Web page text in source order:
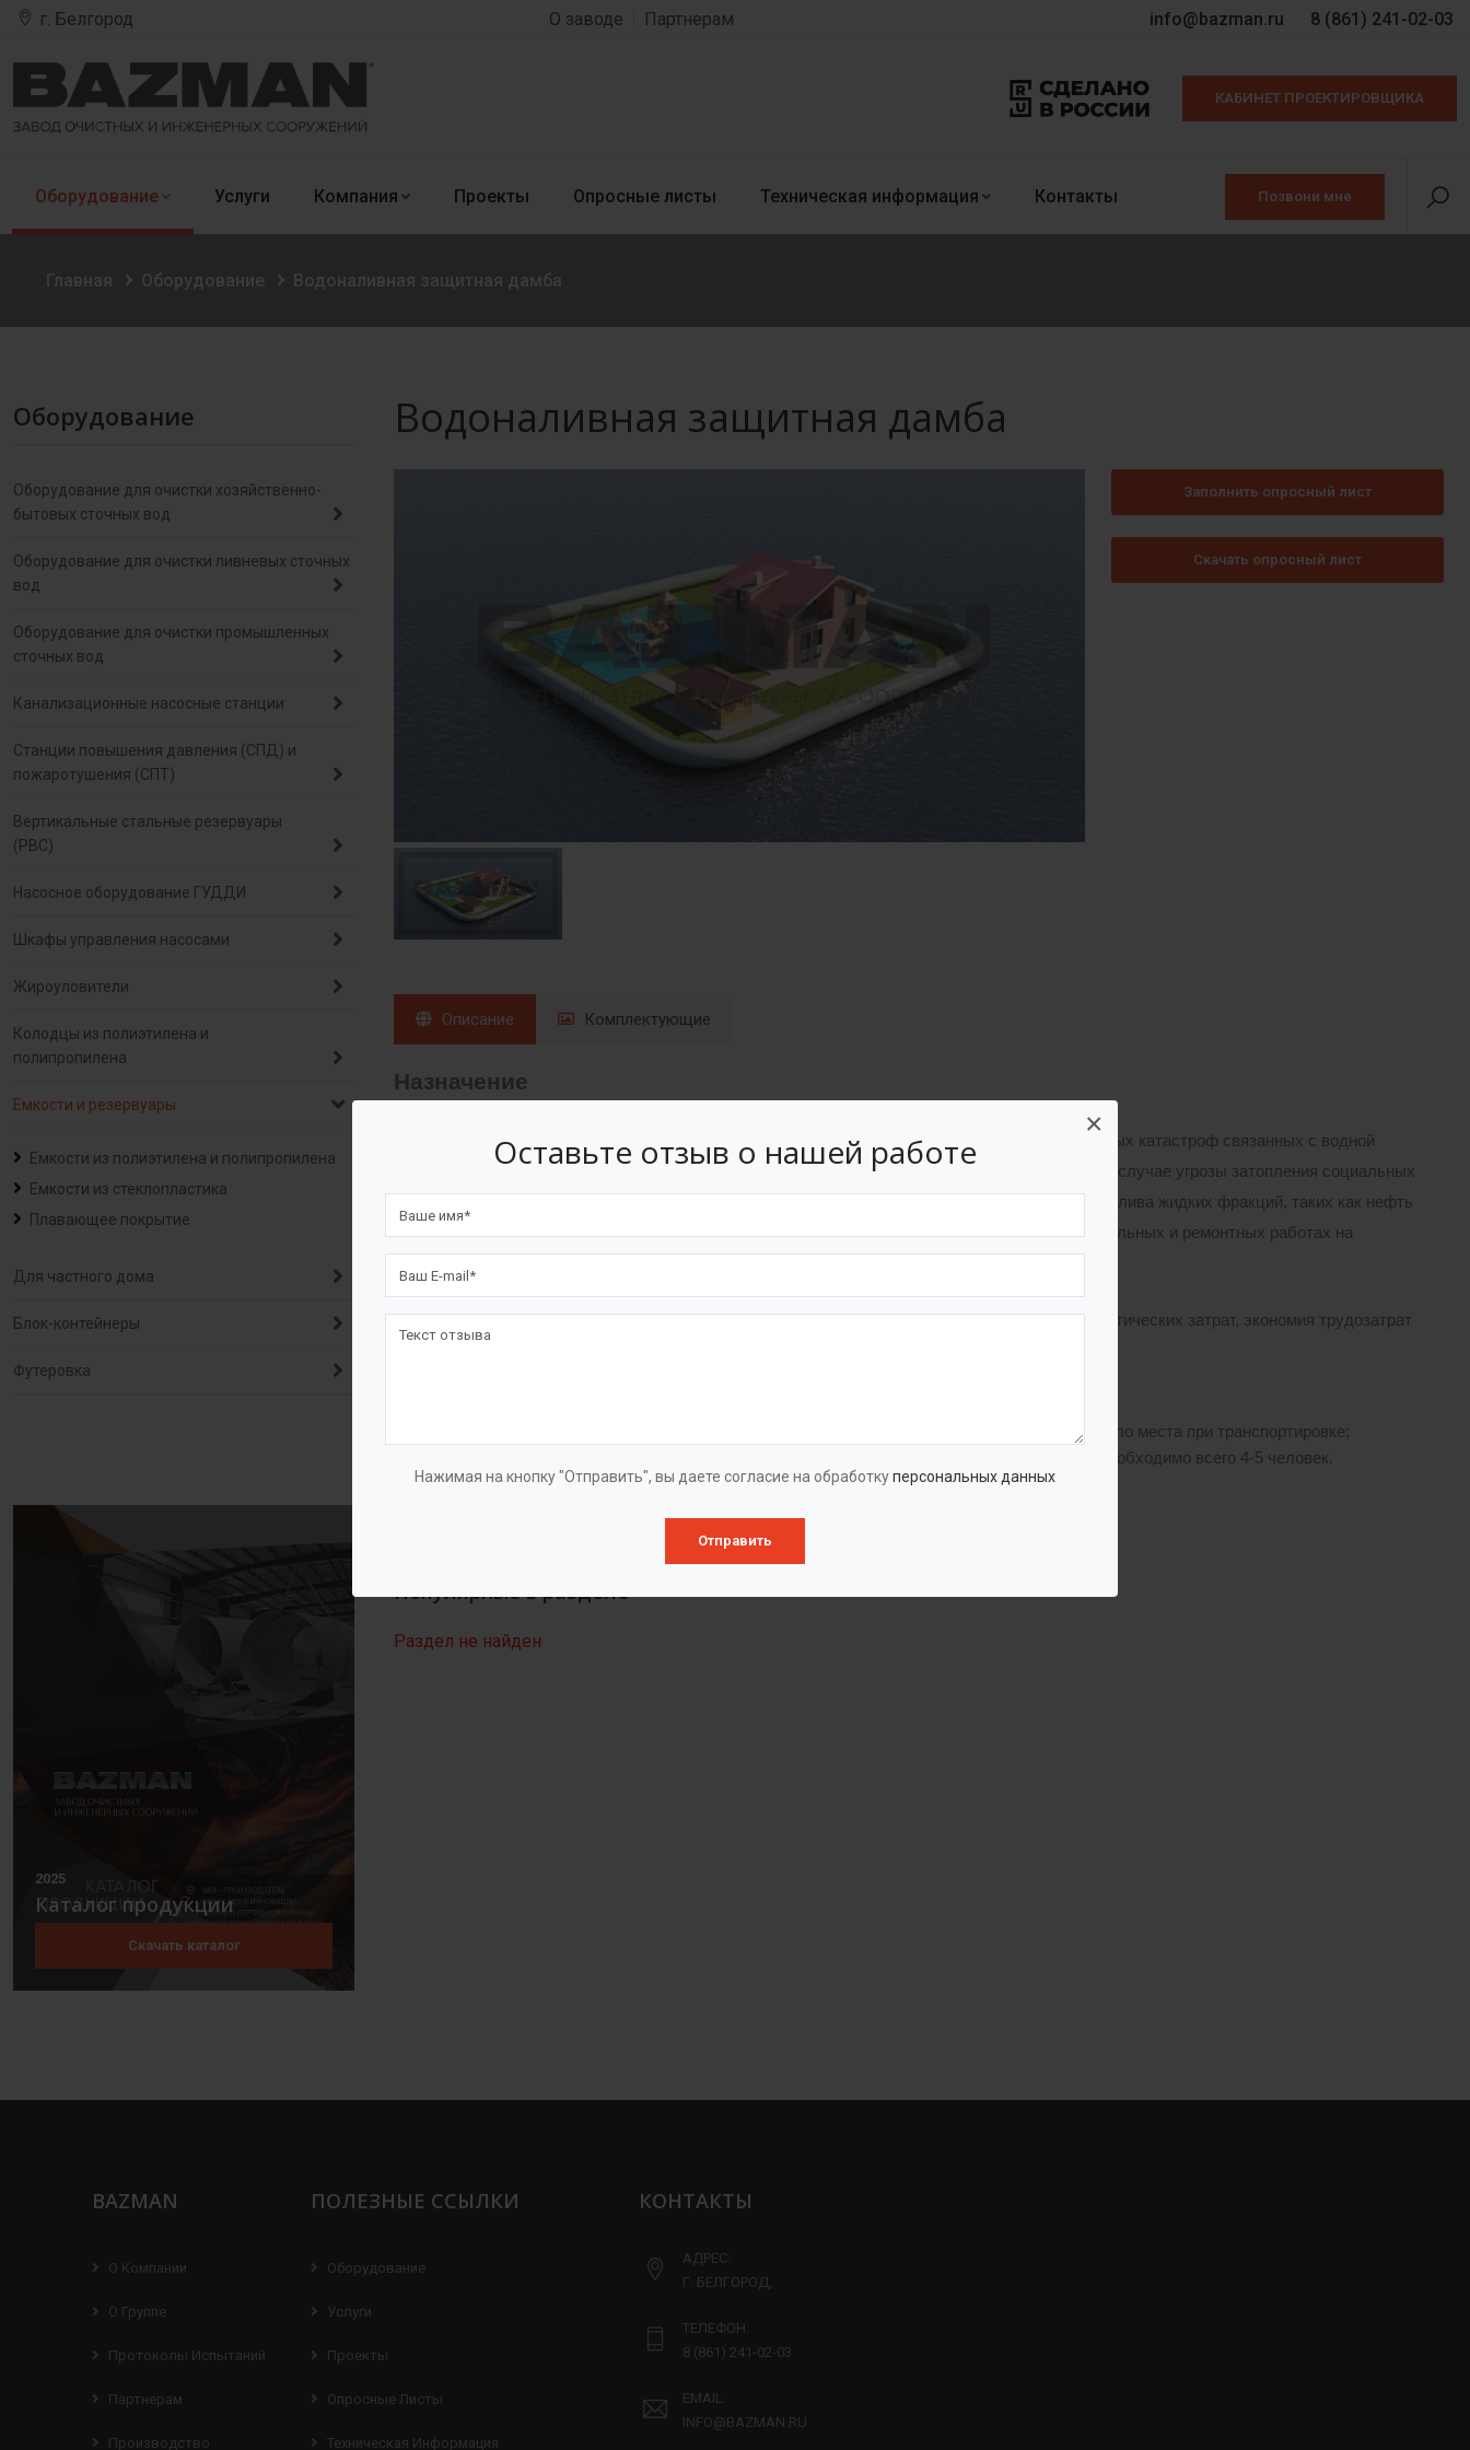
Оставьте отзыв о нашей работе
Нажимая на кнопку "Отправить", вы даете согласие на обработкуперсональных данных
Отправить
×
г. Белгород О заводе Партнерам info@bazman.ru 8 (861) 241-02-03
КАБИНЕТ ПРОЕКТИРОВЩИКА
Оборудование Услуги Компания Проекты Опросные листы Техническая информация Контакты Позвони мне
Главная Оборудование Водоналивная защитная дамба
Оборудование
Оборудование для очистки хозяйственно-
бытовых сточных вод
Оборудование для очистки ливневых сточных
вод
Оборудование для очистки промышленных
сточных вод
Канализационные насосные станции
Станции повышения давления (СПД) и
пожаротушения (СПТ)
Вертикальные стальные резервуары
(РВС)
Насосное оборудование ГУДДИ
Шкафы управления насосами
Жироуловители
Колодцы из полиэтилена и
полипропилена
Емкости и резервуары
Емкости из полиэтилена и полипропилена
Емкости из стеклопластика
Плавающее покрытие
Для частного дома
Блок-контейнеры
Футеровка
2025
Каталог продукции
Скачать каталог
Водоналивная защитная дамба
Заполнить опросный лист
Скачать опросный лист
Описание Комплектующие
Назначение
Предназначена для экстренного развертывания на местности в случае природных и техногенных катастроф связанных с водной
стихией. Водоналивные защитные дамбы дают возможность организовать надежную защиту в случае угрозы затопления социальных
объектов и рабочих площадок вблизи рек и озер. Так же может применяться для защиты от разлива жидких фракций, таких как нефть
и другие химические и жидкие продукты. Водоналивная дамба может применяться при строительных и ремонтных работах на
Главные преимущества перед традиционными дамбами из мешков с песком ― экономия логистических затрат, экономия трудозатрат
Пустые эластичные оболочки имеют незначительный вес, легко складываются и занимают мало места при транспортировке;
Низкие трудозатраты человеческого ресурса - Для развертывания дамбы длиной 50 метров необходимо всего 4-5 человек.
Популярные в разделе
Раздел не найден
BAZMAN
О Компании
О Группе
Протоколы Испытаний
Партнерам
Производство
ПОЛЕЗНЫЕ ССЫЛКИ
Оборудование
Услуги
Проекты
Опросные Листы
Техническая Информация
КОНТАКТЫ
АДРЕС:
Г. БЕЛГОРОД,
ТЕЛЕФОН:
8 (861) 241-02-03
EMAIL:
INFO@BAZMAN.RU